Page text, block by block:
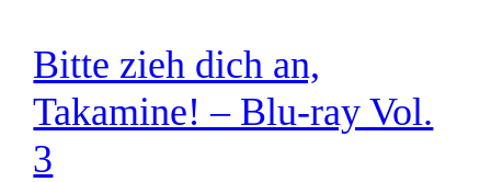
Bitte zieh dich an,
Takamine! – Blu-ray Vol.
3